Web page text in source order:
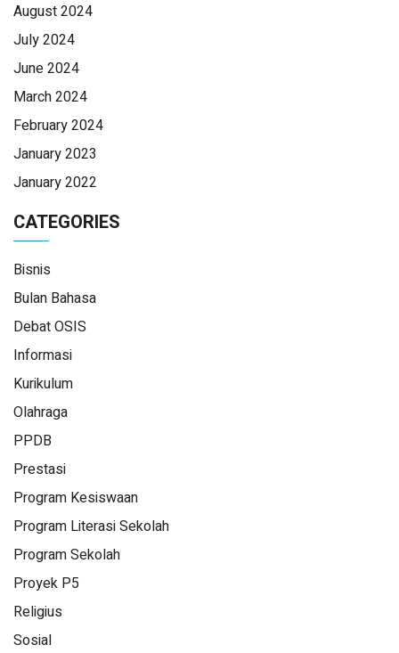
August 2024
July 2024
June 2024
March 2024
February 2024
January 2023
January 2022
CATEGORIES
Bisnis
Bulan Bahasa
Debat OSIS
Informasi
Kurikulum
Olahraga
PPDB
Prestasi
Program Kesiswaan
Program Literasi Sekolah
Program Sekolah
Proyek P5
Religius
Sosial